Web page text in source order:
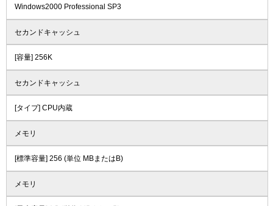
Windows2000 Professional SP3
セカンドキャッシュ
[容量] 256K
セカンドキャッシュ
[タイプ] CPU内蔵
メモリ
[標準容量] 256 (単位 MBまたはB)
メモリ